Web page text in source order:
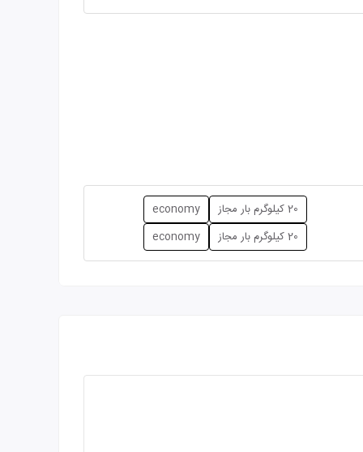
20 کیلوگرم بار مجاز economy
20 کیلوگرم بار مجاز economy